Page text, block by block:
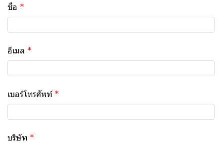
ชื่อ
อีเมล
เบอร์โทรศัพท์
บริษัท